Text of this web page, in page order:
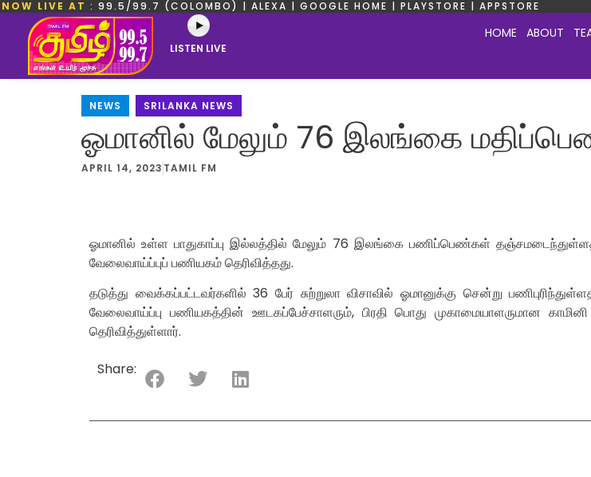
NOW LIVE AT : 99.5/99.7 (COLOMBO) | ALEXA | GOOGLE HOME | PLAYSTORE | APPSTORE
LISTEN LIVE
HOME ABOUT
NEWS SRILANKA NEWS
ஓமானில் மேலும் 76 இலங்கை
APRIL 14, 2023 TAMIL FM
ஓமானில் உள்ள பாதுகாப்பு இல்லத்தில் மேலும் 76 இலங்கை பணிப்பெண்கள்
வேலைவாய்ப்புப் பணியகம் தெரிவித்தது.
தடுத்து வைக்கப்பட்டவர்களில் 36 பேர் சுற்றுலா விசாவில் ஓமானுக்கு சென்று
வேலைவாய்ப்பு பணியகத்தின் ஊடகப்பேச்சாளரும், பிரதி பொது முகாமையாளருமான
தெரிவித்துள்ளார்.
Share: